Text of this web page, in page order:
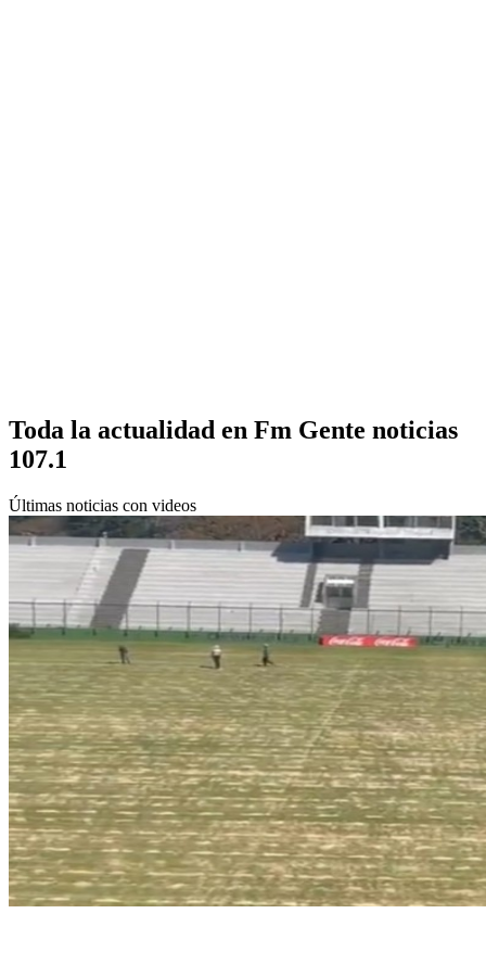
Toda la actualidad en Fm Gente noticias
107.1
Últimas noticias con videos